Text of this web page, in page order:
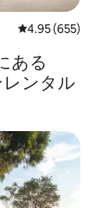
レビュー655
4.95 (655)
あ⁠る
ン⁠タ⁠ル